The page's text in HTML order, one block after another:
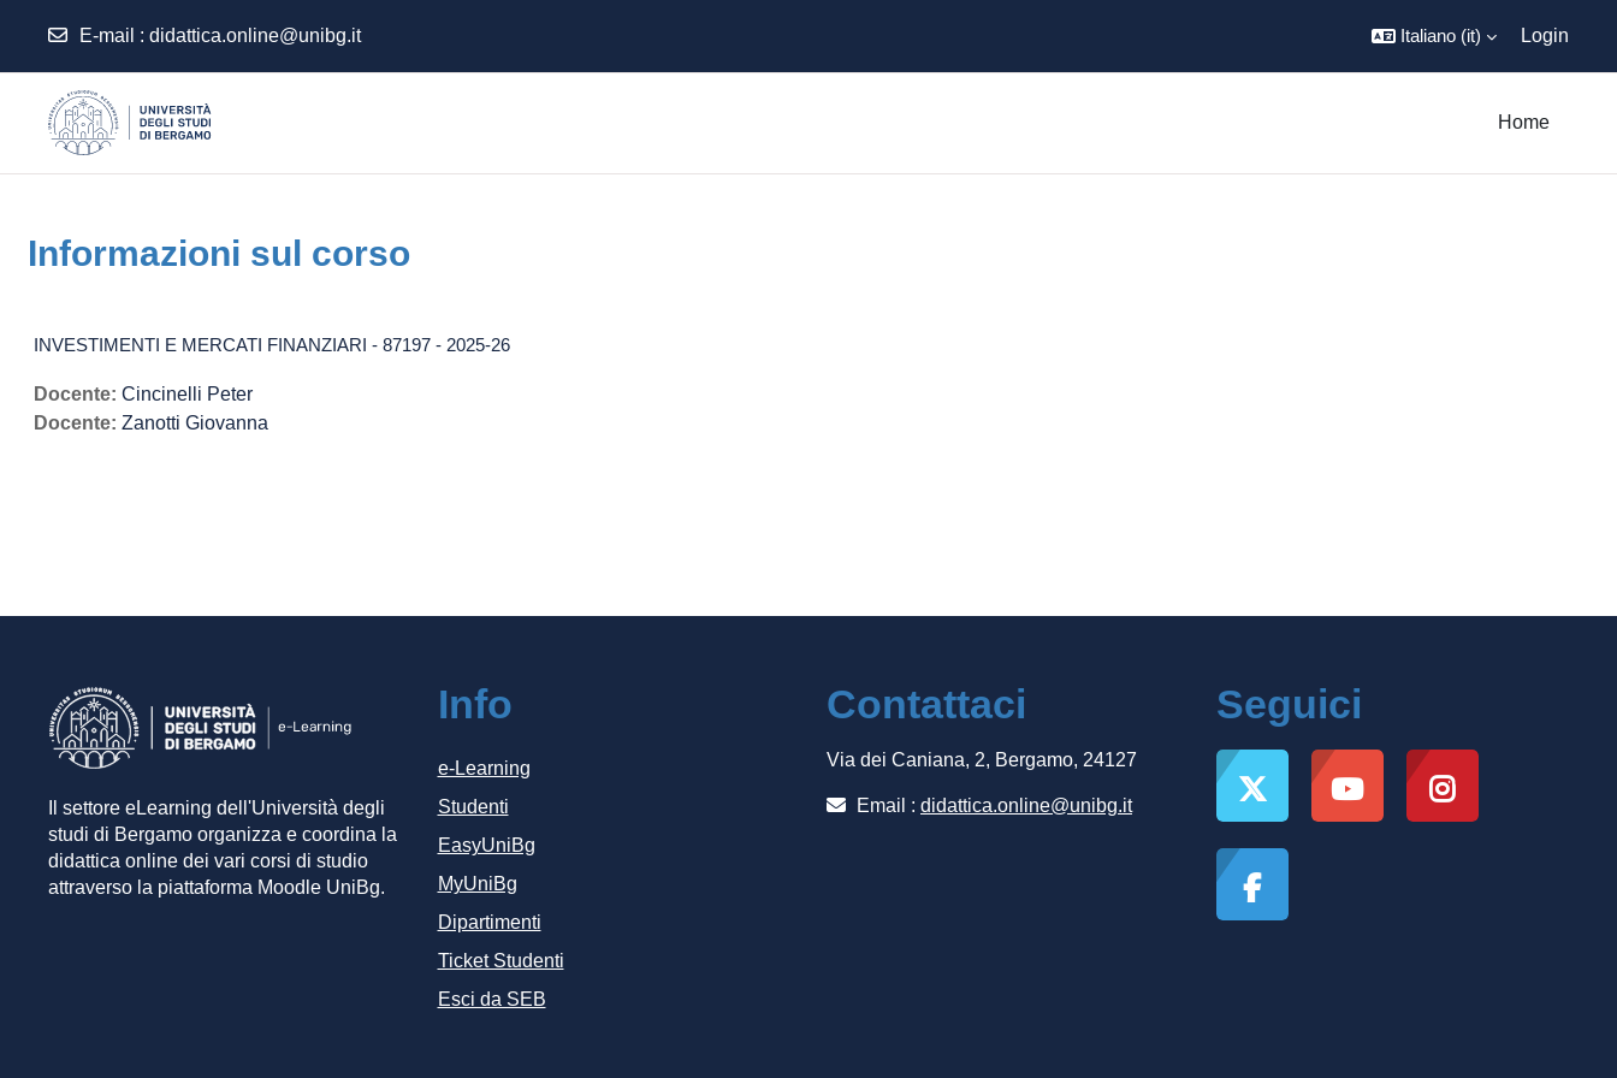
E-mail : didattica.online@unibg.it Italiano ‎(it)‎ Login
Home
Informazioni sul corso
INVESTIMENTI E MERCATI FINANZIARI - 87197 - 2025-26
Docente: Cincinelli Peter
Docente: Zanotti Giovanna
Il settore eLearning dell'Università degli
studi di Bergamo organizza e coordina la
didattica online dei vari corsi di studio
attraverso la piattaforma Moodle UniBg.
Info
e-Learning
Studenti
EasyUniBg
MyUniBg
Dipartimenti
Ticket Studenti
Esci da SEB
Contattaci
Via dei Caniana, 2, Bergamo, 24127
Email : didattica.online@unibg.it
Seguici